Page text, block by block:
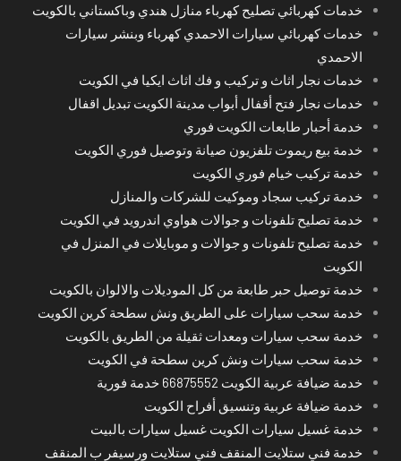
خدمات كهربائي تصليح كهرباء منازل هندي وباكستاني بالكويت
خدمات كهربائي سيارات الاحمدي كهرباء وبنشر سيارات
الاحمدي
خدمات نجار اثاث و تركيب و فك اثاث ايكيا في الكويت
خدمات نجار فتح أقفال أبواب مدينة الكويت تبديل اقفال
خدمة أحبار طابعات الكويت فوري
خدمة بيع ريموت تلفزيون صيانة وتوصيل فوري الكويت
خدمة تركيب خيام فوري الكويت
خدمة تركيب سجاد وموكيت للشركات والمنازل
خدمة تصليح تلفونات و جوالات هواوي اندرويد في الكويت
خدمة تصليح تلفونات و جوالات و موبايلات في المنزل في
الكويت
خدمة توصيل حبر طابعة من كل الموديلات والالوان بالكويت
خدمة سحب سيارات على الطريق ونش سطحة كرين الكويت
خدمة سحب سيارات ومعدات ثقيلة من الطريق بالكويت
خدمة سحب سيارات ونش كرين سطحة في الكويت
خدمة ضيافة عربية الكويت 66875552 خدمة فورية
خدمة ضيافة عربية وتنسيق أفراح الكويت
خدمة غسيل سيارات الكويت غسيل سيارات بالبيت
خدمة فني ستلايت المنقف فني ستلايت ورسيفر ب المنقف